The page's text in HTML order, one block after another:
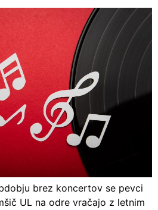
brez koncertov se pevci
UL na odre vračajo z letnim